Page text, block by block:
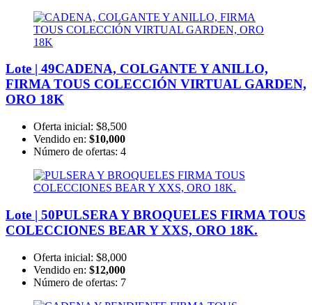
Lote | 49CADENA, COLGANTE Y ANILLO,
FIRMA TOUS COLECCIÓN VIRTUAL GARDEN,
ORO 18K
Oferta inicial: $8,500
Vendido en: $10,000
Número de ofertas: 4
Lote | 50PULSERA Y BROQUELES FIRMA TOUS
COLECCIONES BEAR Y XXS, ORO 18K.
Oferta inicial: $8,000
Vendido en: $12,000
Número de ofertas: 7